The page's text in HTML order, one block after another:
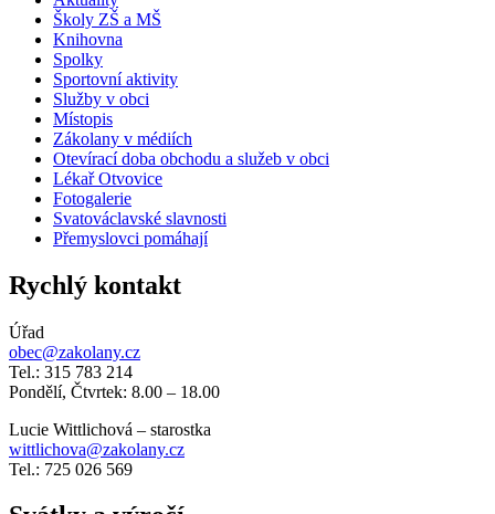
Školy ZŠ a MŠ
Knihovna
Spolky
Sportovní aktivity
Služby v obci
Místopis
Zákolany v médiích
Otevírací doba obchodu a služeb v obci
Lékař Otvovice
Fotogalerie
Svatováclavské slavnosti
Přemyslovci pomáhají
Rychlý kontakt
Úřad
obec@zakolany.cz
Tel.: 315 783 214
Pondělí, Čtvrtek: 8.00 – 18.00
Lucie Wittlichová – starostka
wittlichova@zakolany.cz
Tel.: 725 026 569